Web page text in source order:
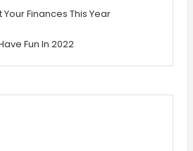
Finances This Year
Fun In 2022